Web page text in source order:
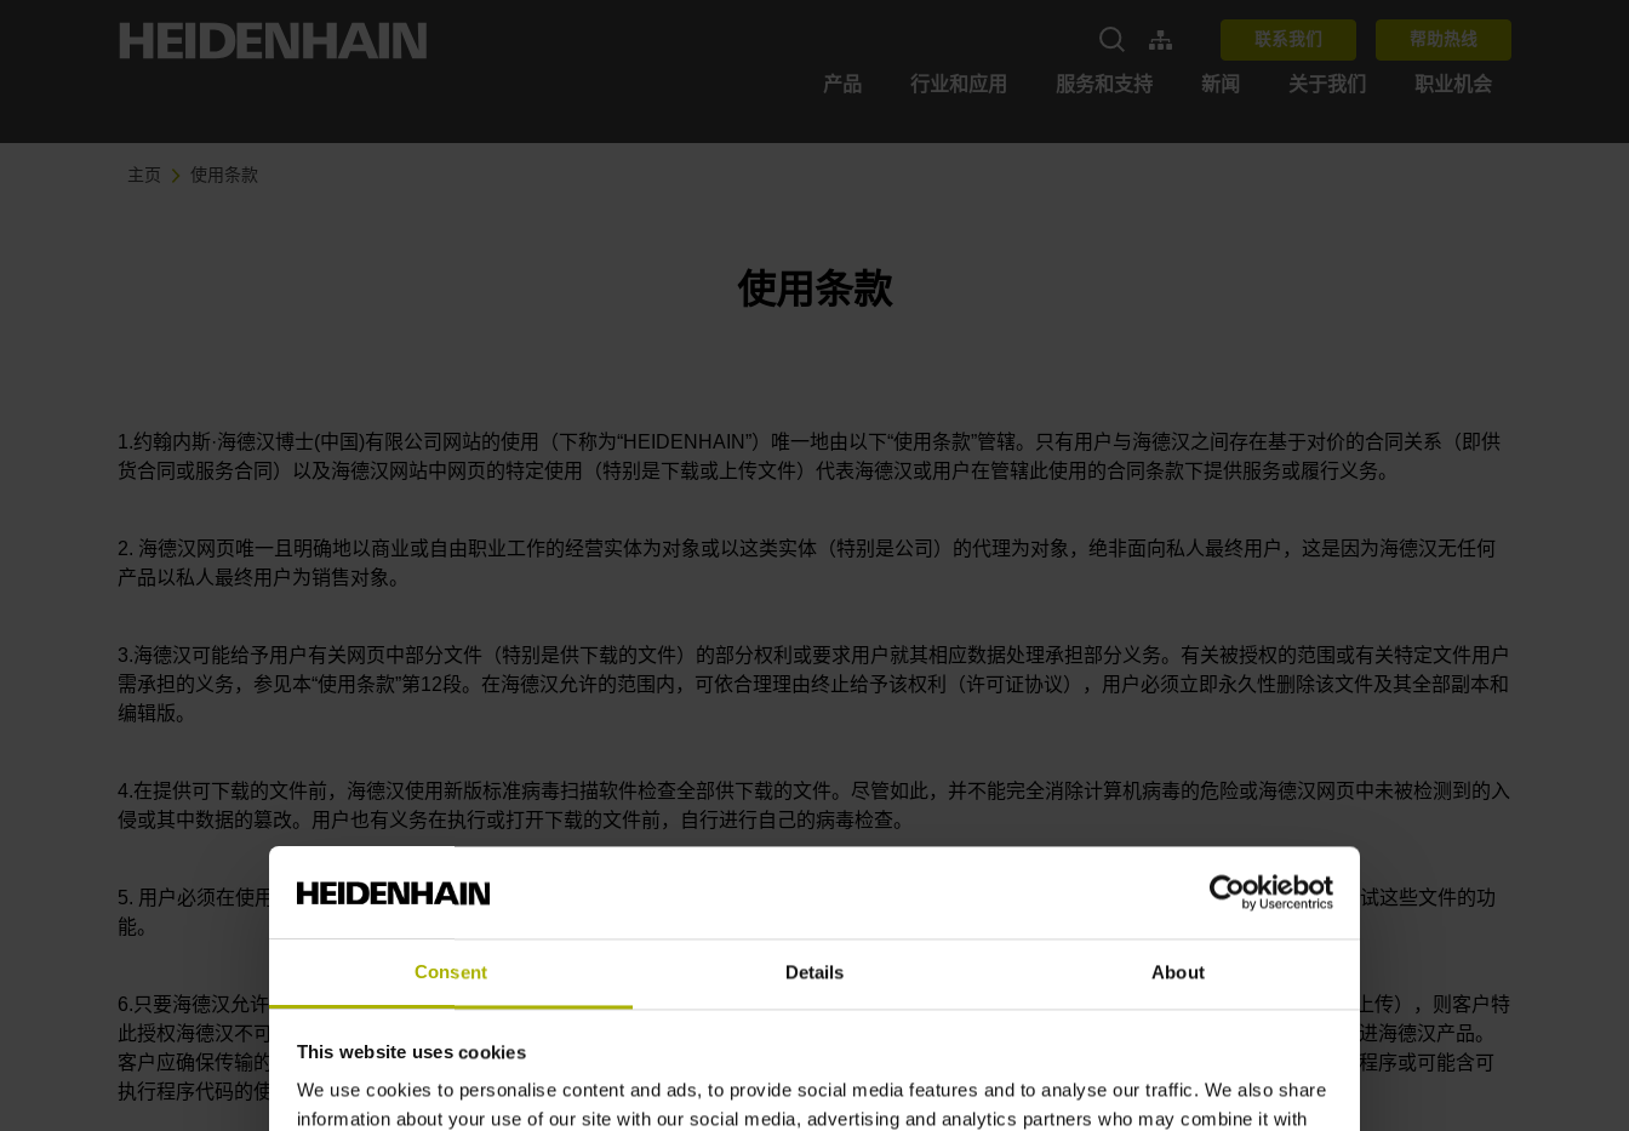
Consent Details About
This website uses cookies
We use cookies to personalise content and ads, to provide social media features and to analyse our traffic. We also share
information about your use of our site with our social media, advertising and analytics partners who may combine it with
联系我们 帮助热线
产品 行业和应用 服务和支持 新闻 关于我们 职业机会
主页 使用条款
使用条款
1.约翰内斯·海德汉博士(中国)有限公司网站的使用（下称为“HEIDENHAIN”）唯一地由以下“使用条款”管辖。只有用户与海德汉之间存在基于对价的合同关系（即供
货合同或服务合同）以及海德汉网站中网页的特定使用（特别是下载或上传文件）代表海德汉或用户在管辖此使用的合同条款下提供服务或履行义务。
2. 海德汉网页唯一且明确地以商业或自由职业工作的经营实体为对象或以这类实体（特别是公司）的代理为对象，绝非面向私人最终用户，这是因为海德汉无任何
产品以私人最终用户为销售对象。
3.海德汉可能给予用户有关网页中部分文件（特别是供下载的文件）的部分权利或要求用户就其相应数据处理承担部分义务。有关被授权的范围或有关特定文件用户
需承担的义务，参见本“使用条款”第12段。在海德汉允许的范围内，可依合理理由终止给予该权利（许可证协议），用户必须立即永久性删除该文件及其全部副本和
编辑版。
4.在提供可下载的文件前，海德汉使用新版标准病毒扫描软件检查全部供下载的文件。尽管如此，并不能完全消除计算机病毒的危险或海德汉网页中未被检测到的入
侵或其中数据的篡改。用户也有义务在执行或打开下载的文件前，自行进行自己的病毒检查。
5. 用户必须在使用前、在安全和受保护的测试环境下检查将在其生产环境内使用的全部下载文件，这是因为海德汉无法在全部可能的应用条件下测试这些文件的功
能。
6.只要海德汉允许用户自行选择传输方式，将用户自己的文件（例如数控系统数据、机床数控系统的数据日志等）通过海德汉网页传输到海德汉（上传），则客户特
此授权海德汉不可撤销、非排他性、无限期、客观上无条件使用此数据的权利。特别是，允许海德汉分析和使用这些数据（包括编辑数据），以改进海德汉产品。
客户应确保传输的文件不含个人数据，并应采取标准预防措施（包括病毒扫描程序的使用）进行检查，只要这些文件是潜在可执行的文件（计算机程序或可能含可
执行程序代码的使用数据），上传文件前，需检查所传输的文件是否含病毒。